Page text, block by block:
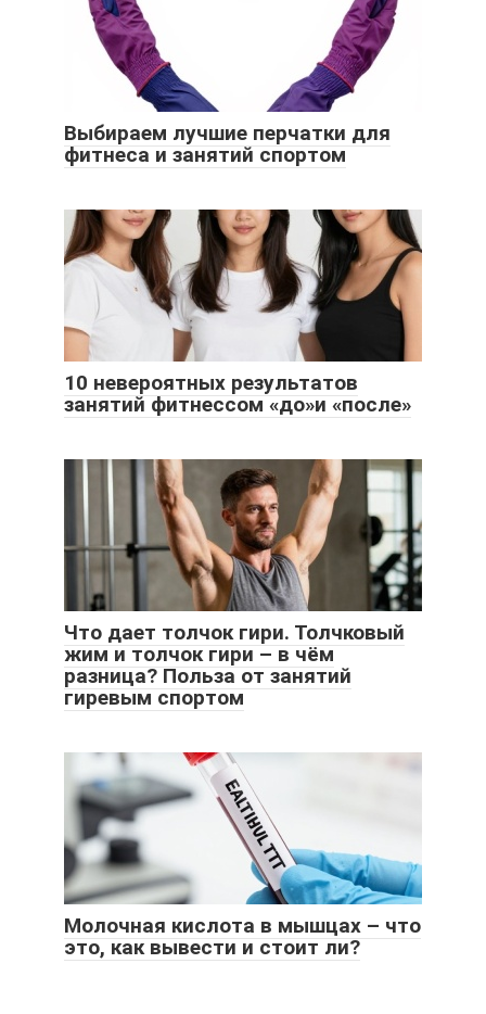
Выбираем лучшие перчатки для
фитнеса и занятий спортом
10 невероятных результатов
занятий фитнессом «до»и «после»
Что дает толчок гири. Толчковый
жим и толчок гири – в чём
разница? Польза от занятий
гиревым спортом
Молочная кислота в мышцах – что
это, как вывести и стоит ли?